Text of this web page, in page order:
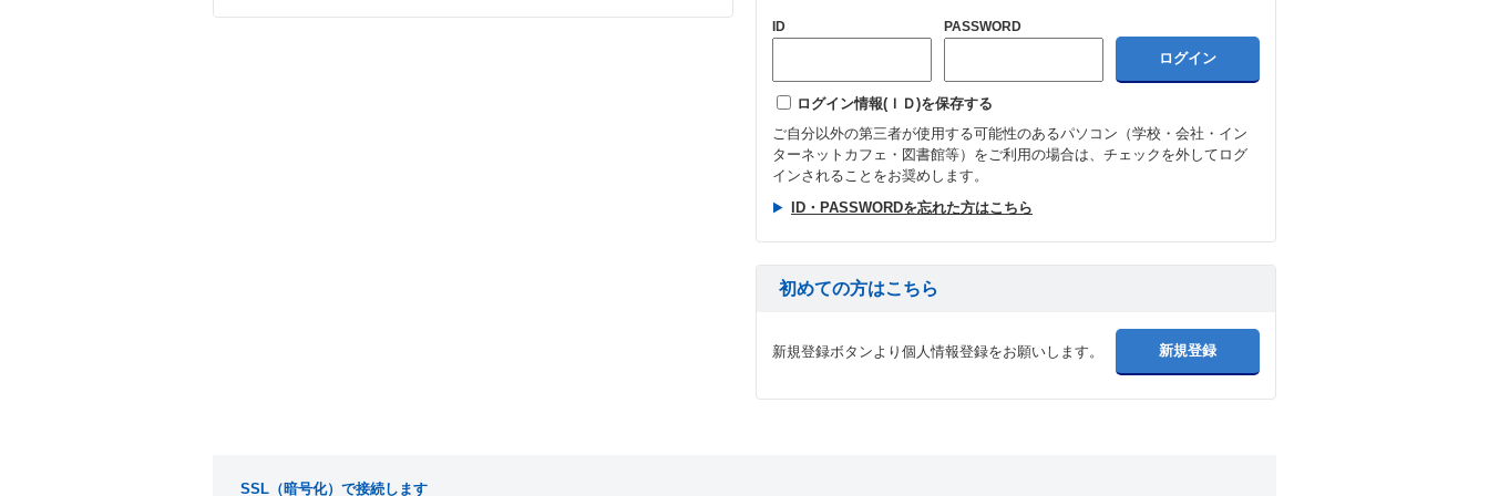
ID PASSWORD
ログイン情報(ＩＤ)を保存する
ご自分以外の第三者が使用する可能性のあるパソコン（学校・会社・イン
ターネットカフェ・図書館等）をご利用の場合は、チェックを外してログ
インされることをお奨めします。
ID・PASSWORDを忘れた方はこちら
初めての方はこちら
新規登録ボタンより個人情報登録をお願いします。
SSL（暗号化）で接続します